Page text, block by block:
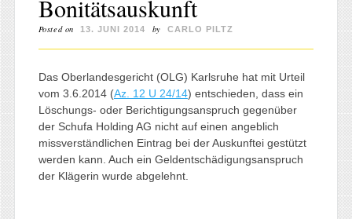
Bonitätsauskunft
Posted on 13. JUNI 2014 by CARLO PILTZ
Das Oberlandesgericht (OLG) Karlsruhe hat mit Urteil
vom 3.6.2014 (Az. 12 U 24/14) entschieden, dass ein
Löschungs- oder Berichtigungsanspruch gegenüber
der Schufa Holding AG nicht auf einen angeblich
missverständlichen Eintrag bei der Auskunftei gestützt
werden kann. Auch ein Geldentschädigungsanspruch
der Klägerin wurde abgelehnt.